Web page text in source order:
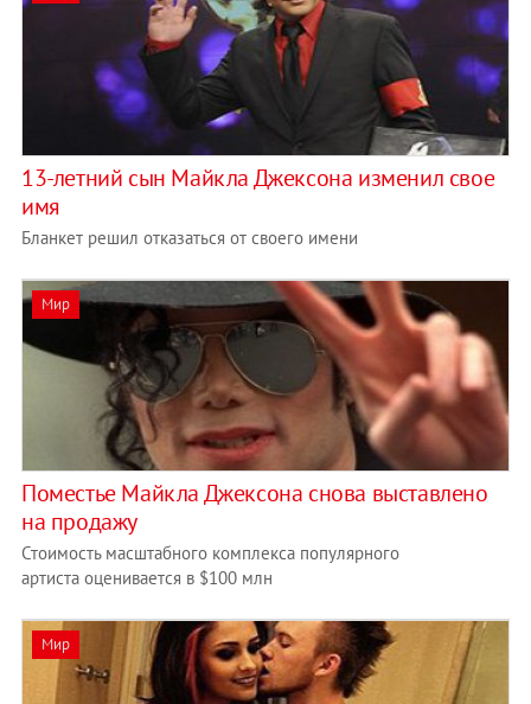
13-летний сын Майкла Джексона изменил свое
имя
Бланкет решил отказаться от своего имени
Мир
Поместье Майкла Джексона снова выставлено
на продажу
Стоимость масштабного комплекса популярного
артиста оценивается в $100 млн
Мир